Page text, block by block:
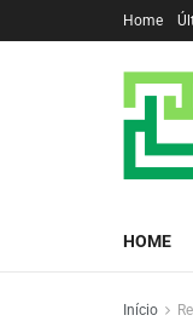
Home
HOME
Início